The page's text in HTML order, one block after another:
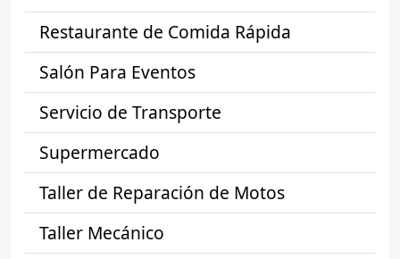
Restaurante de Comida Rápida
Salón Para Eventos
Servicio de Transporte
Supermercado
Taller de Reparación de Motos
Taller Mecánico